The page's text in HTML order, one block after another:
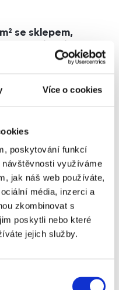
Více o cookies
poskytování funkcí
využíváme
jak náš web používáte,
média, inzerci a
zkombinovat s
poskytli nebo které
jejich služby.
se sklepem,